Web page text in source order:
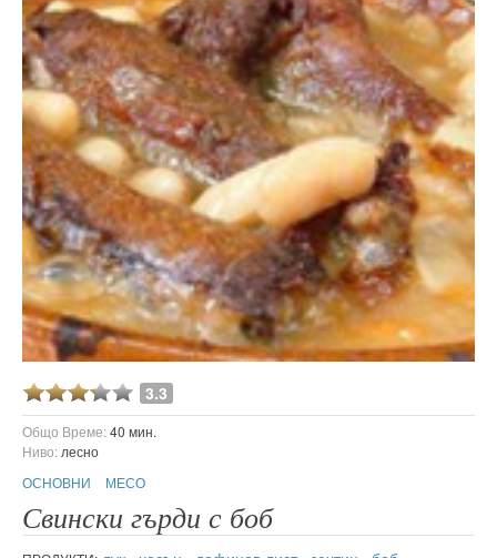
3.3
Общо Време:40 мин.
Ниво: лесно
ОСНОВНИ
МЕСО
Свински гърди с боб